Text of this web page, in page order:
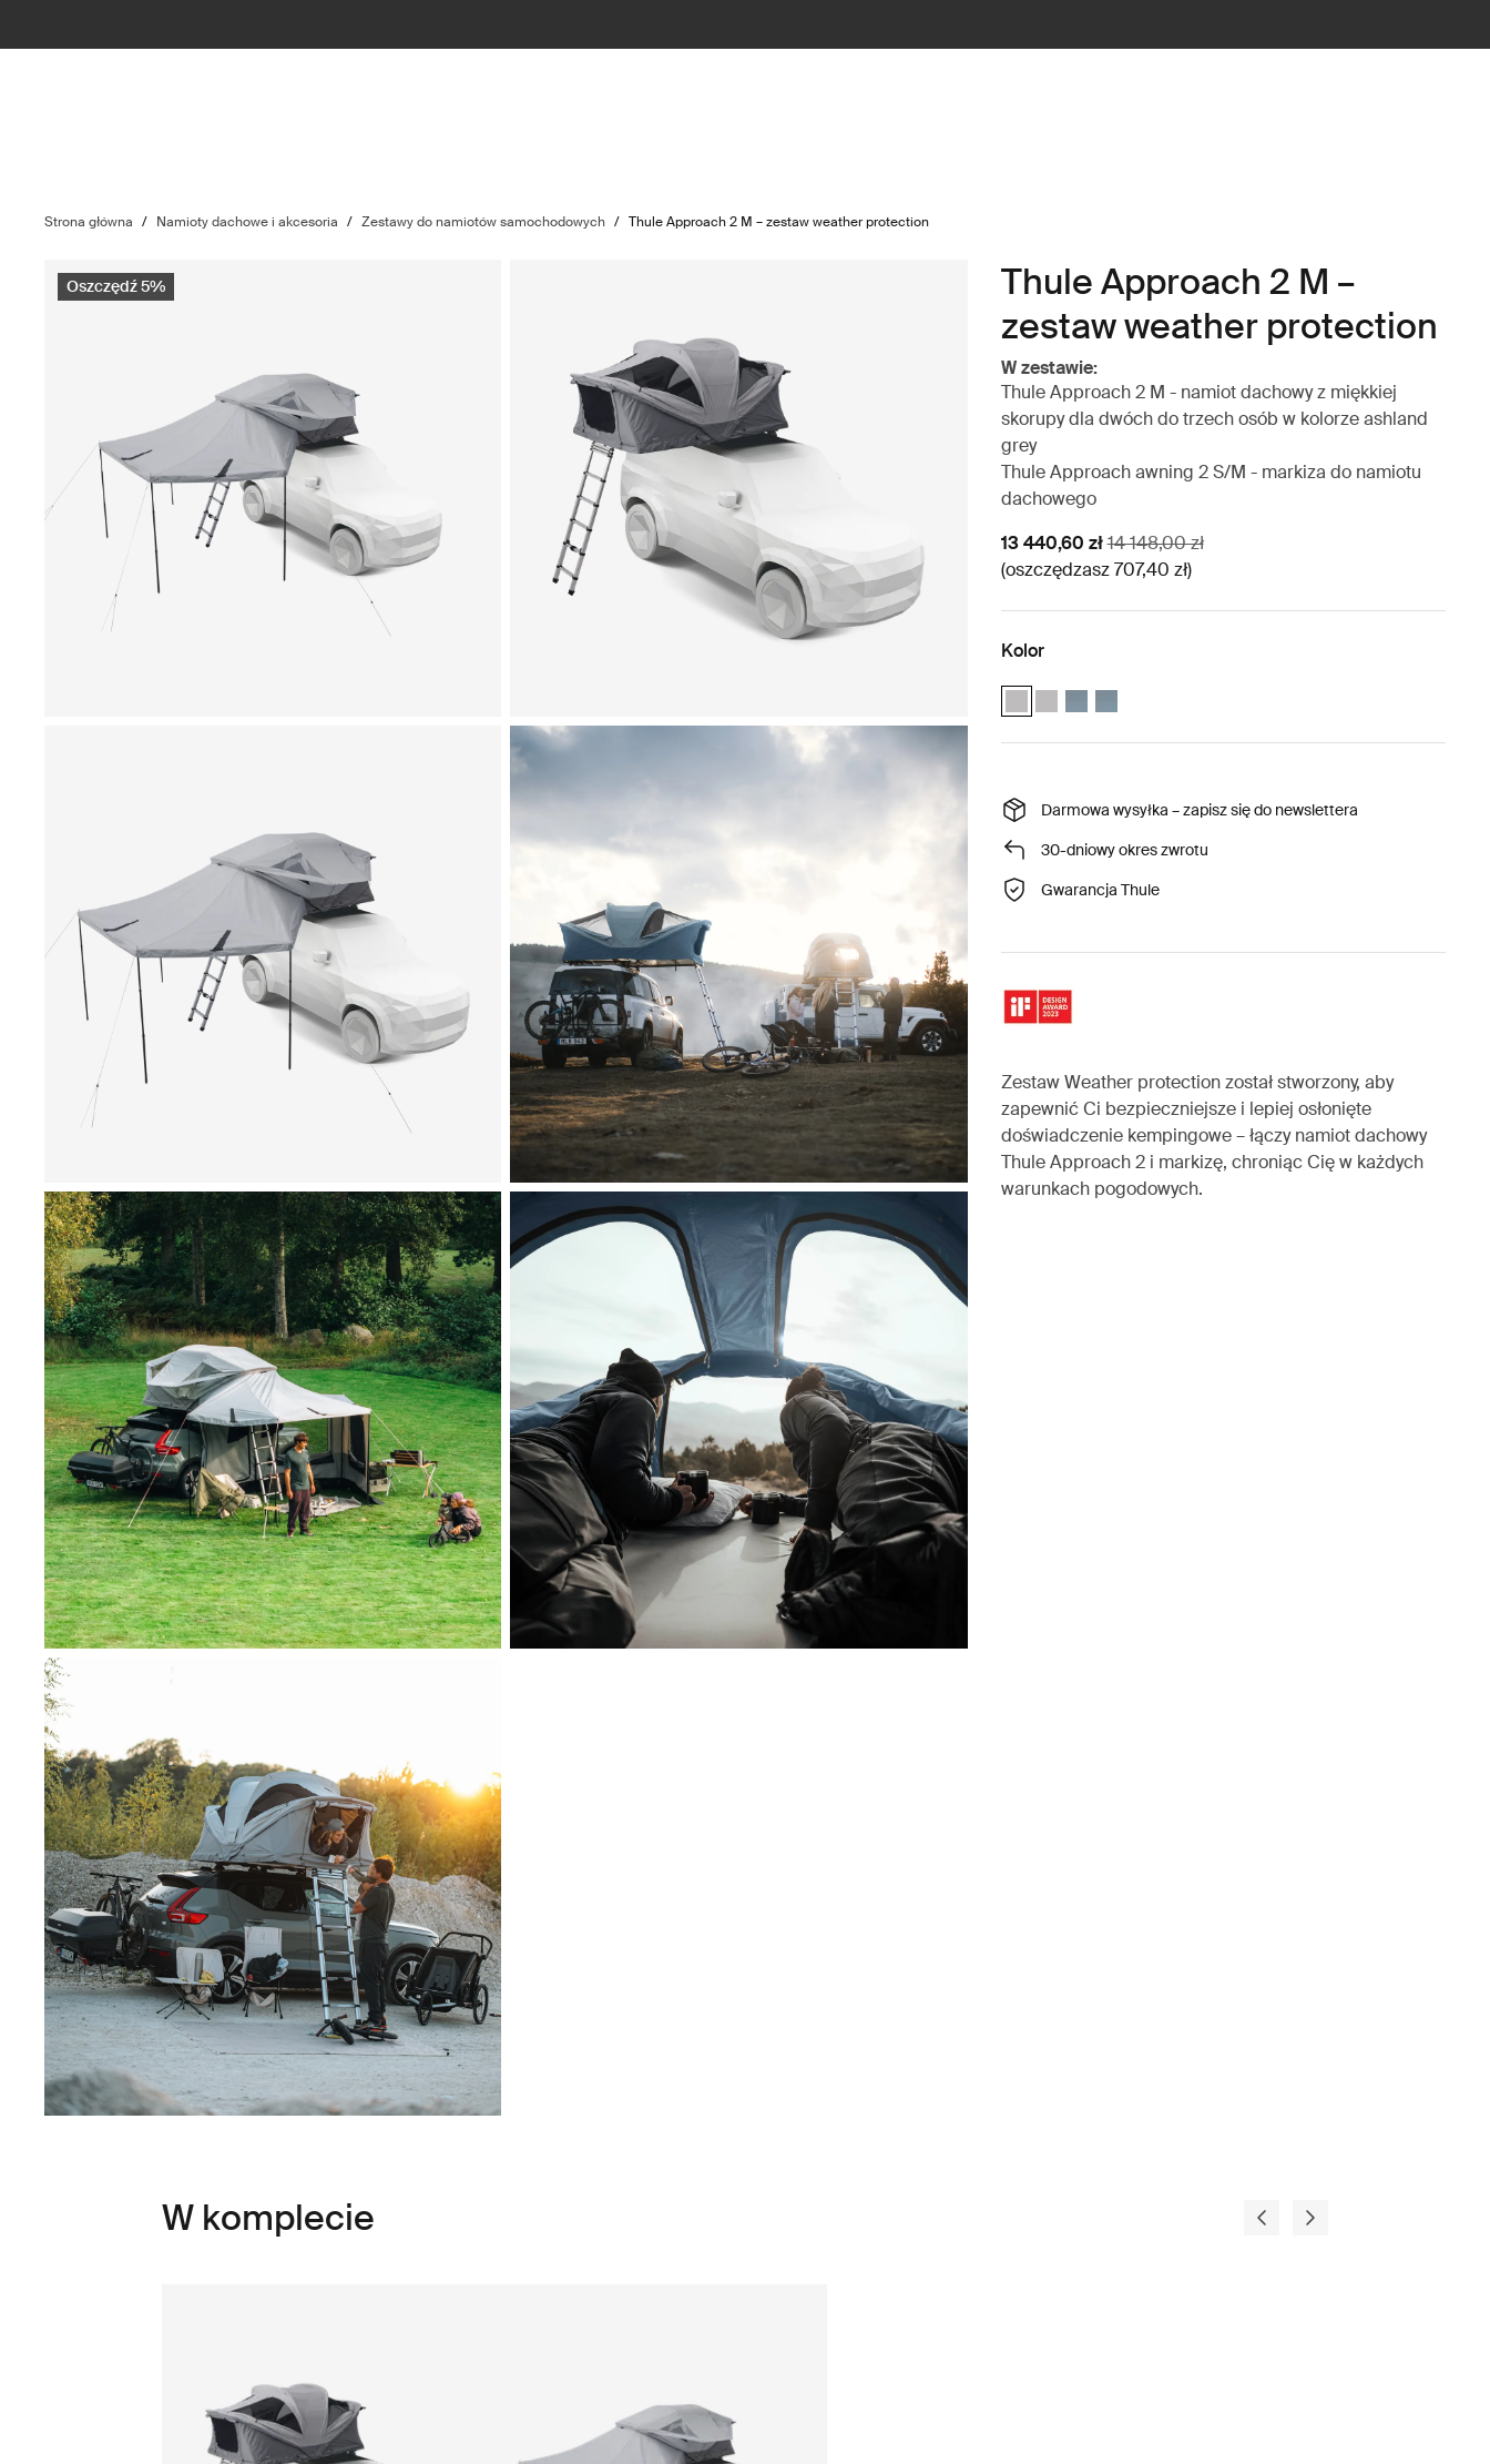
Strona główna / Namioty dachowe i akcesoria / Zestawy do namiotów samochodowych / Thule Approach 2 M – zestaw weather protection
Oszczędź 5%
Thule Approach 2 M –
zestaw weather protection
W zestawie:
Thule Approach 2 M - namiot dachowy z miękkiej
skorupy dla dwóch do trzech osób w kolorze ashland
grey
Thule Approach awning 2 S/M - markiza do namiotu
dachowego
Cena promocyjna
13 440,60 złOryginalna cena
14 148,00 zł
(oszczędzasz 707,40 zł)
Kolor
Thule Approach 2 M – zestaw weather protection Szary Ashland
Zestaw ochrony przed warunkami atmosferycznymi Thule
Thule Approach 2 M – zestaw weather protection
Thule Approach 2 L – zestaw weather protection
Darmowa wysyłka – zapisz się do newslettera
30-dniowy okres zwrotu
Gwarancja Thule
Zestaw Weather protection został stworzony, aby
zapewnić Ci bezpieczniejsze i lepiej osłonięte
doświadczenie kempingowe – łączy namiot dachowy
Thule Approach 2 i markizę, chroniąc Cię w każdych
warunkach pogodowych.
W komplecie